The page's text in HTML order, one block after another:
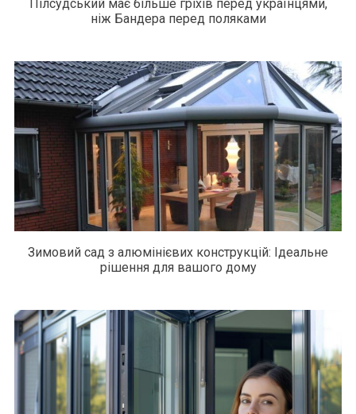
Пілсудський має більше гріхів перед українцями,
ніж Бандера перед поляками
Зимовий сад з алюмінієвих конструкцій: Ідеальне
рішення для вашого дому